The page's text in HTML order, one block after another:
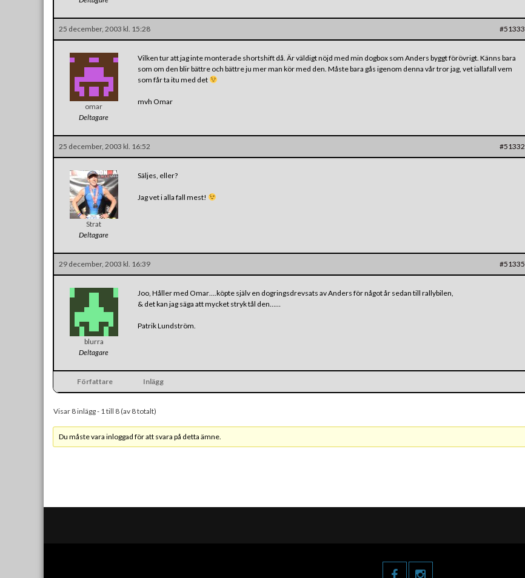
25 december, 2003 kl. 15:28 #51333
omar
Deltagare
Vilken tur att jag inte monterade shortshift då. Är väldigt nöjd med min dogbox som Anders byggt förövrigt. Känns bara
som om den blir bättre och bättre ju mer man kör med den. Måste bara gås igenom denna vår tror jag, vet iallafall vem
som får ta itu med det
mvh Omar
25 december, 2003 kl. 16:52 #51332
Strat
Deltagare
Säljes, eller?
Jag vet i alla fall mest!
29 december, 2003 kl. 16:39 #51335
blurra
Deltagare
Joo, Håller med Omar….köpte själv en dogringsdrevsats av Anders för något år sedan till rallybilen,
& det kan jag säga att mycket stryk tål den……
Patrik Lundström.
Författare Inlägg
Visar 8 inlägg - 1 till 8 (av 8 totalt)
Du måste vara inloggad för att svara på detta ämne.